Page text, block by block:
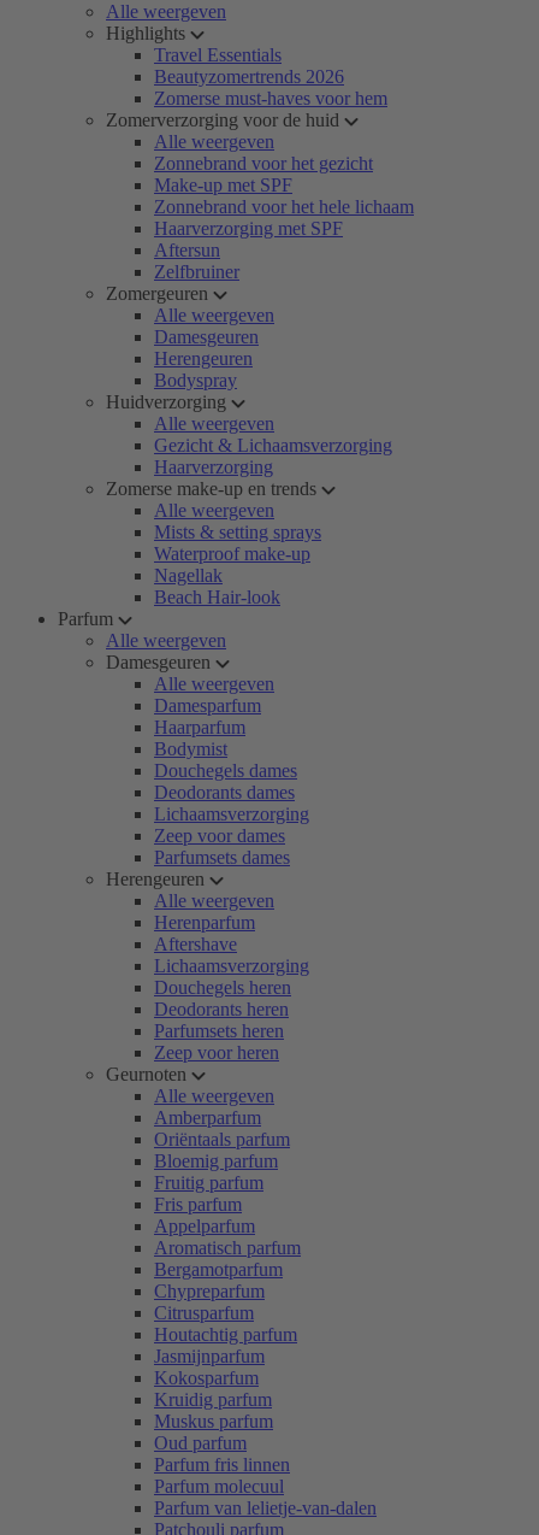
Alle weergeven
Highlights
Travel Essentials
Beautyzomertrends 2026
Zomerse must-haves voor hem
Zomerverzorging voor de huid
Alle weergeven
Zonnebrand voor het gezicht
Make-up met SPF
Zonnebrand voor het hele lichaam
Haarverzorging met SPF
Aftersun
Zelfbruiner
Zomergeuren
Alle weergeven
Damesgeuren
Herengeuren
Bodyspray
Huidverzorging
Alle weergeven
Gezicht & Lichaamsverzorging
Haarverzorging
Zomerse make-up en trends
Alle weergeven
Mists & setting sprays
Waterproof make-up
Nagellak
Beach Hair-look
Parfum
Alle weergeven
Damesgeuren
Alle weergeven
Damesparfum
Haarparfum
Bodymist
Douchegels dames
Deodorants dames
Lichaamsverzorging
Zeep voor dames
Parfumsets dames
Herengeuren
Alle weergeven
Herenparfum
Aftershave
Lichaamsverzorging
Douchegels heren
Deodorants heren
Parfumsets heren
Zeep voor heren
Geurnoten
Alle weergeven
Amberparfum
Oriëntaals parfum
Bloemig parfum
Fruitig parfum
Fris parfum
Appelparfum
Aromatisch parfum
Bergamotparfum
Chypreparfum
Citrusparfum
Houtachtig parfum
Jasmijnparfum
Kokosparfum
Kruidig parfum
Muskus parfum
Oud parfum
Parfum fris linnen
Parfum molecuul
Parfum van lelietje-van-dalen
Patchouli parfum